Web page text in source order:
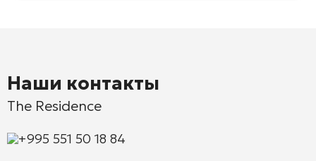
Наши контакты
The Residence
+995 551 50 18 84